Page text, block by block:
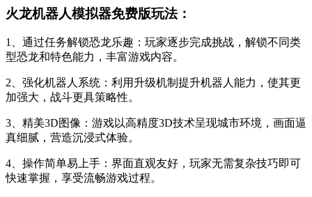
火龙机器人模拟器免费版玩法：
1、通过任务解锁恐龙乐趣：玩家逐步完成挑战，解锁不同类
型恐龙和特色能力，丰富游戏内容。
2、强化机器人系统：利用升级机制提升机器人能力，使其更
加强大，战斗更具策略性。
3、精美3D图像：游戏以高精度3D技术呈现城市环境，画面逼
真细腻，营造沉浸式体验。
4、操作简单易上手：界面直观友好，玩家无需复杂技巧即可
快速掌握，享受流畅游戏过程。